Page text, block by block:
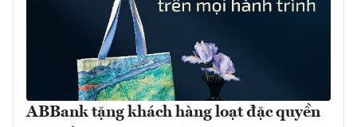
ABBank tặng khách hàng loạt đặc quyền